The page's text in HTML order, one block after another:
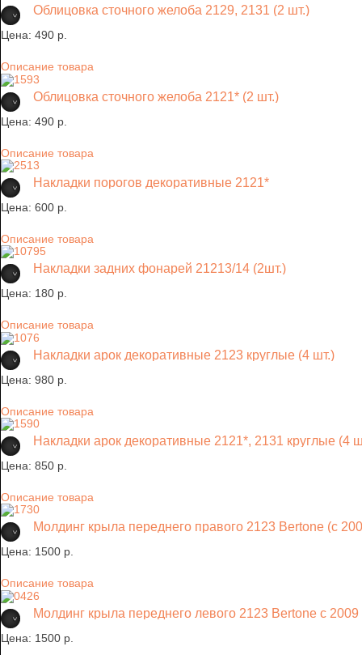
Облицовка сточного желоба 2129, 2131 (2 шт.)
Цена: 490 p.
Описание товара
Облицовка сточного желоба 2121* (2 шт.)
Цена: 490 p.
Описание товара
Накладки порогов декоративные 2121*
Цена: 600 p.
Описание товара
Накладки задних фонарей 21213/14 (2шт.)
Цена: 180 p.
Описание товара
Накладки арок декоративные 2123 круглые (4 шт.)
Цена: 980 p.
Описание товара
Накладки арок декоративные 2121*, 2131 круглые (4
Цена: 850 p.
Описание товара
Молдинг крыла переднего правого 2123 Bertone (с
Цена: 1500 p.
Описание товара
Молдинг крыла переднего левого 2123 Bertone с 2009
Цена: 1500 p.